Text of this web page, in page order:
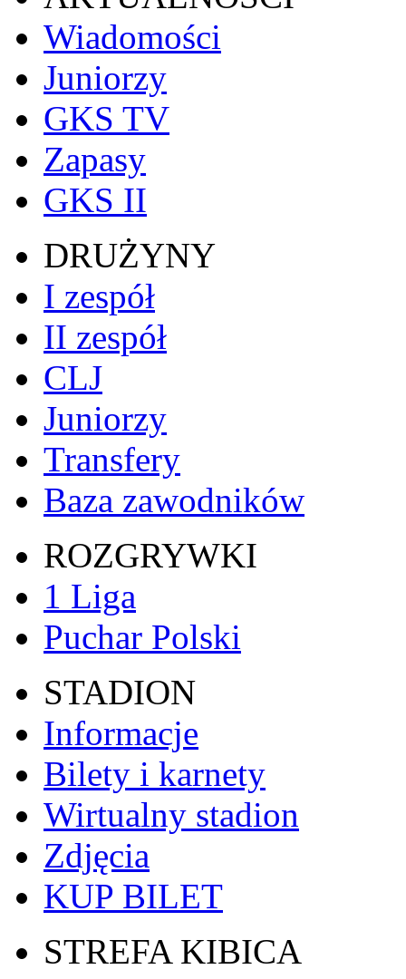
Wiadomości
Juniorzy
GKS TV
Zapasy
GKS II
DRUŻYNY
I zespół
II zespół
CLJ
Juniorzy
Transfery
Baza zawodników
ROZGRYWKI
1 Liga
Puchar Polski
STADION
Informacje
Bilety i karnety
Wirtualny stadion
Zdjęcia
KUP BILET
STREFA KIBICA